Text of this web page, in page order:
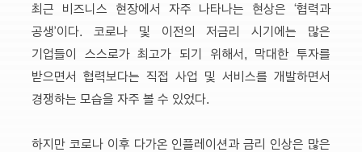
최근 비즈니스 현장에서 자주 나타나는 현상은 ‘협력과
공생’이다. 코로나 및 이전의 저금리 시기에는 많은
기업들이 스스로가 최고가 되기 위해서, 막대한 투자를
받으면서 협력보다는 직접 사업 및 서비스를 개발하면서
경쟁하는 모습을 자주 볼 수 있었다.
하지만 코로나 이후 다가온 인플레이션과 금리 인상은 많은